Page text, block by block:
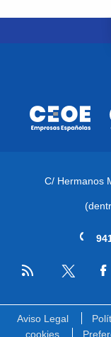
C/ Hermanos
RSS
Aviso Legal
cookies